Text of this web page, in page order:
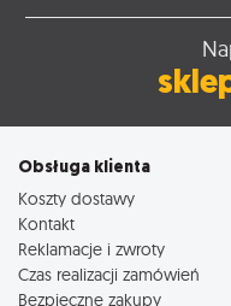
Obsługa klienta
Koszty dostawy
Kontakt
Reklamacje i zwroty
Czas realizacji zamówień
Bezpieczne zakupy